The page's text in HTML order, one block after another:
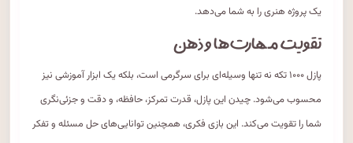
یک پروژه هنری را به شما می‌دهد.
تقویت مهارت‌ها و ذهن
پازل ۱۰۰۰ تکه نه تنها وسیله‌ای برای سرگرمی است، بلکه یک ابزار آموزشی نیز
محسوب می‌شود. چیدن این پازل، قدرت تمرکز، حافظه، و دقت و جزئی‌نگری
شما را تقویت می‌کند. این بازی فکری، همچنین توانایی‌های حل مسئله و تفکر